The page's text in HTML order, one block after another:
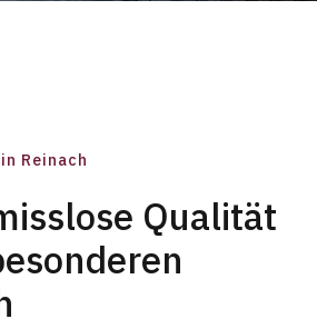
Reinach
Qualität